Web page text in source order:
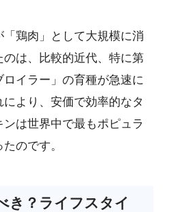
鶏肉」として大規模に消
は、比較的近代、特に第
イラー」の育種が急速に
より、安価で効率的なタ
は世界中で最もポピュラ
のです。
き？ライフスタイ